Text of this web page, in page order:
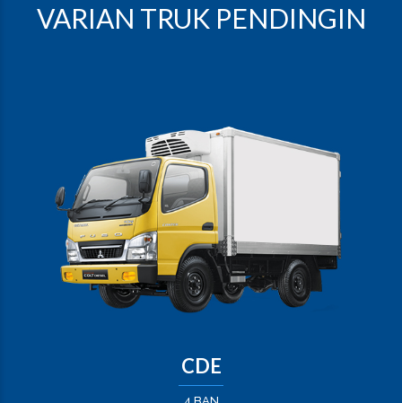
VARIAN TRUK PENDINGIN
CDE